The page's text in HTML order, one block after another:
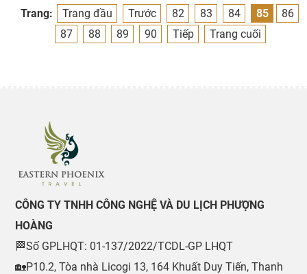
Trang: Trang đầu Trước 82 83 84 85
86
87
88 89 90 Tiếp Trang cuối
CÔNG TY TNHH CÔNG NGHỆ VÀ DU LỊCH PHƯỢNG
HOÀNG
🏁Số GPLHQT: 01-137/2022/TCDL-GP LHQT
🏡P10.2, Tòa nhà Licogi 13, 164 Khuất Duy Tiến, Thanh